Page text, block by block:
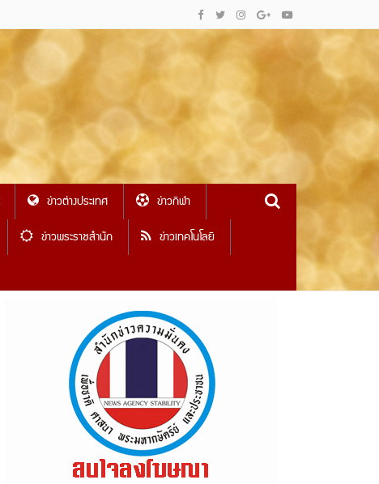
ข่าวต่างประเทศ
ข่าวกีฬา
ข่าวพระราชสำนัก
ข่าวเทคโนโลยี